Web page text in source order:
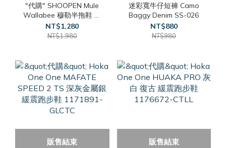
"代購" SHOOPEN Mule
Wallabee 穆勒半拖鞋 三
色
NT$1,280
NT$1,980
迷彩寬牛仔短褲 Camo
Baggy Denim SS-026
NT$880
NT$980
販售結束 販售結束